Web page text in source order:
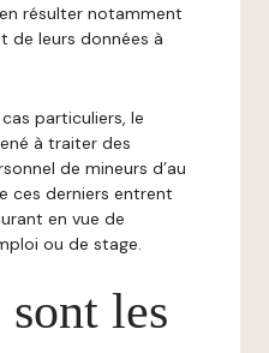
résulter notamment
de leurs données à
particuliers, le
à traiter des
de mineurs d’au
ces derniers entrent
en vue de
ou de stage.
les